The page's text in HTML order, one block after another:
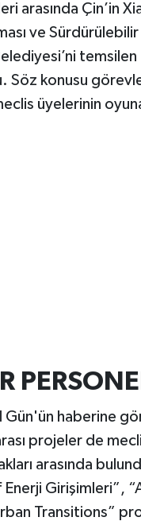
arasında Çin’in
ve Sürdürülebilir
Söz konusu
üyelerinin
haberine
projeler de
arasında
Girişimleri”,
Transitions”